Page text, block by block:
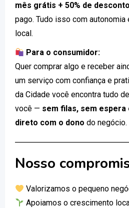
mês grátis + 50% de
pago. Tudo isso com
local.
Para o consumidor:
Quer comprar algo e receber
um serviço com confiança e
da Cidade você encontra tudo
você — sem filas, sem
direto com o dono do negócio.
Nosso
Valorizamos o pequeno
Apoiamos o crescimento